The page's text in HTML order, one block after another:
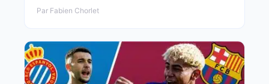
Par Fabien Chorlet